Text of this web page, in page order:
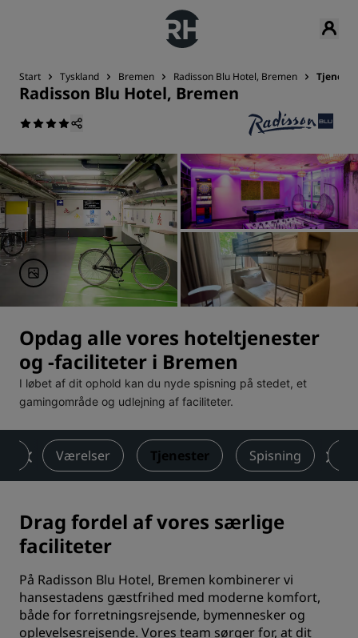
Start Tyskland Bremen Radisson Blu Hotel, Bremen
Radisson Blu Hotel, Bremen
Opdag alle vores hoteltjenester
og -faciliteter i Bremen
I løbet af dit ophold kan du nyde spisning på stedet, et
gamingområde og udlejning af faciliteter.
Værelser Tjenester Spisning
Drag fordel af vores særlige
faciliteter
På Radisson Blu Hotel, Bremen kombinerer vi
hansestadens gæstfrihed med moderne komfort,
både for forretningsrejsende, bymennesker og
oplevelsesrejsende. Vores team sørger for, at dit